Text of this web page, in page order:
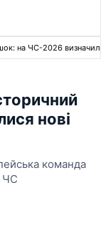
на ЧС-2026
нові
команда
ЧС